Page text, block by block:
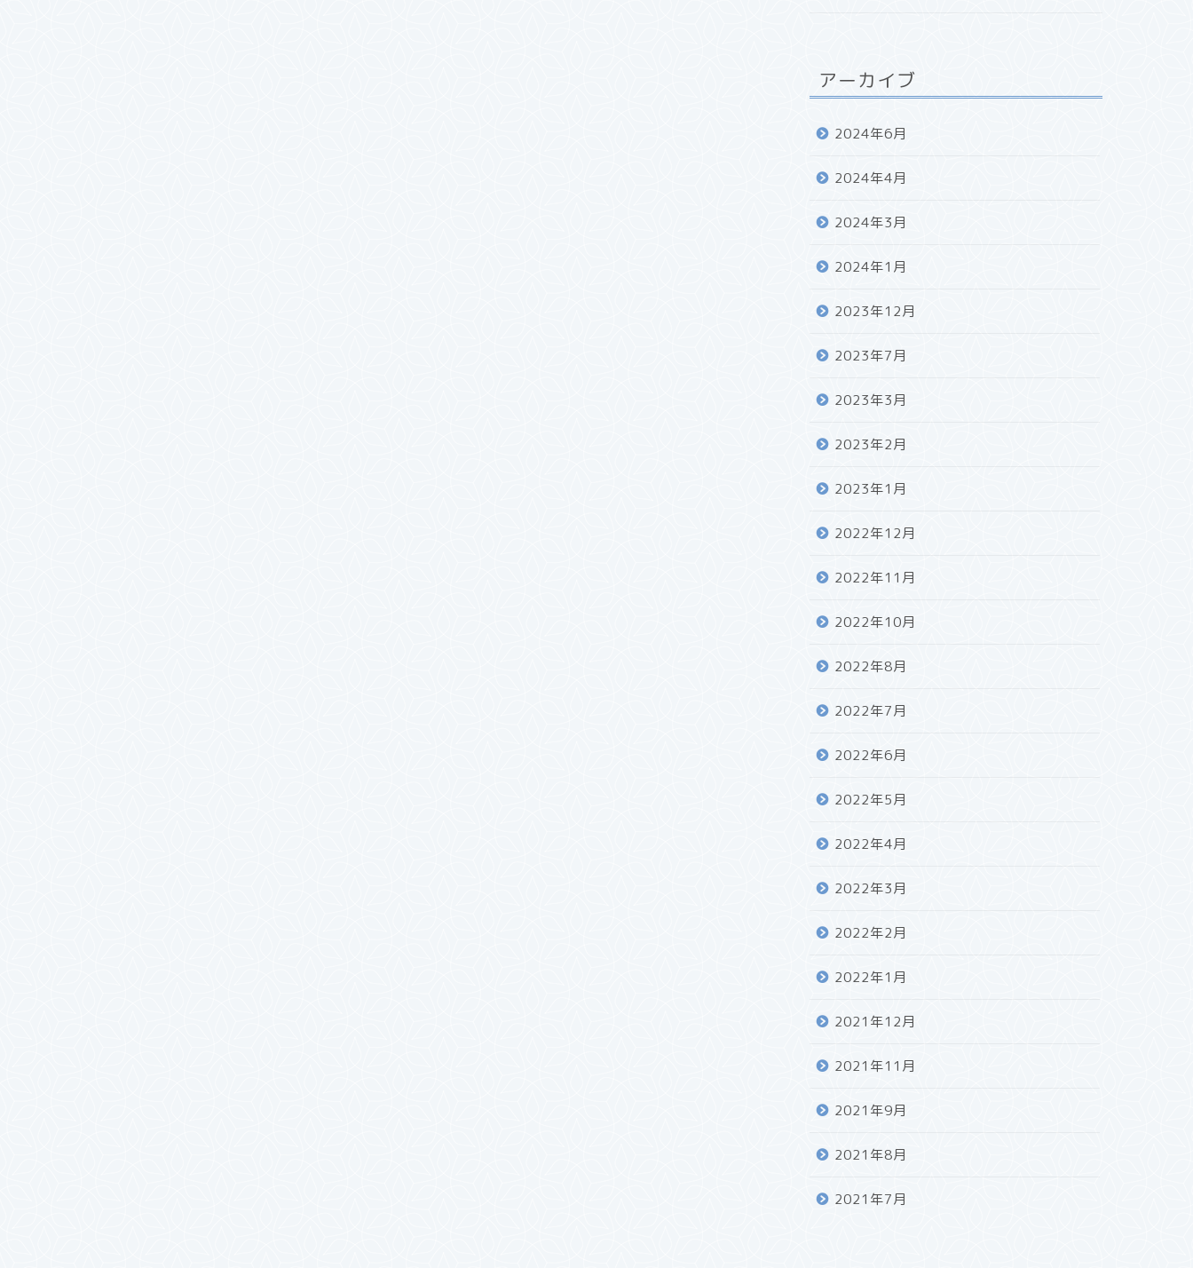
アーカイブ
2024年6月
2024年4月
2024年3月
2024年1月
2023年12月
2023年7月
2023年3月
2023年2月
2023年1月
2022年12月
2022年11月
2022年10月
2022年8月
2022年7月
2022年6月
2022年5月
2022年4月
2022年3月
2022年2月
2022年1月
2021年12月
2021年11月
2021年9月
2021年8月
2021年7月